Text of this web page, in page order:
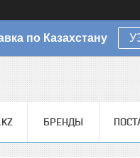
по Казахстану
БРЕНДЫ